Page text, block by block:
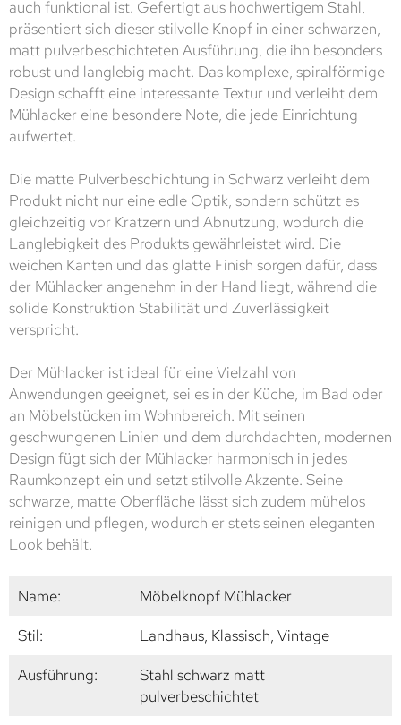
auch funktional ist. Gefertigt aus hochwertigem Stahl,
präsentiert sich dieser stilvolle Knopf in einer schwarzen,
matt pulverbeschichteten Ausführung, die ihn besonders
robust und langlebig macht. Das komplexe, spiralförmige
Design schafft eine interessante Textur und verleiht dem
Mühlacker eine besondere Note, die jede Einrichtung
aufwertet.
Die matte Pulverbeschichtung in Schwarz verleiht dem
Produkt nicht nur eine edle Optik, sondern schützt es
gleichzeitig vor Kratzern und Abnutzung, wodurch die
Langlebigkeit des Produkts gewährleistet wird. Die
weichen Kanten und das glatte Finish sorgen dafür, dass
der Mühlacker angenehm in der Hand liegt, während die
solide Konstruktion Stabilität und Zuverlässigkeit
verspricht.
Der Mühlacker ist ideal für eine Vielzahl von
Anwendungen geeignet, sei es in der Küche, im Bad oder
an Möbelstücken im Wohnbereich. Mit seinen
geschwungenen Linien und dem durchdachten, modernen
Design fügt sich der Mühlacker harmonisch in jedes
Raumkonzept ein und setzt stilvolle Akzente. Seine
schwarze, matte Oberfläche lässt sich zudem mühelos
reinigen und pflegen, wodurch er stets seinen eleganten
Look behält.
Name:
Möbelknopf Mühlacker
Stil:
Landhaus, Klassisch, Vintage
Ausführung:
Stahl schwarz matt
pulverbeschichtet